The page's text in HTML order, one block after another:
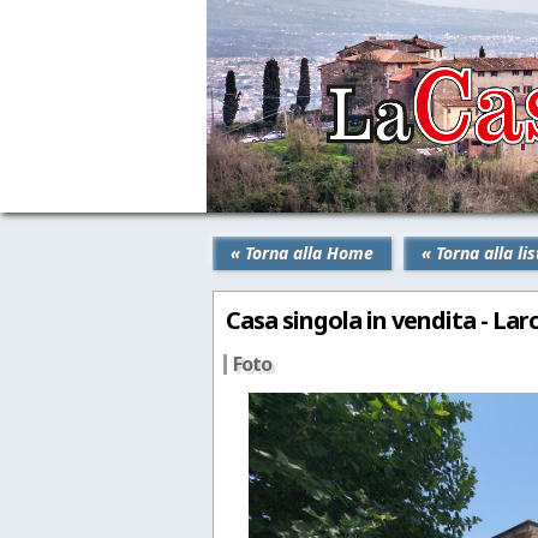
« Torna alla Home « Torna alla
Casa singola in vendita -
Foto